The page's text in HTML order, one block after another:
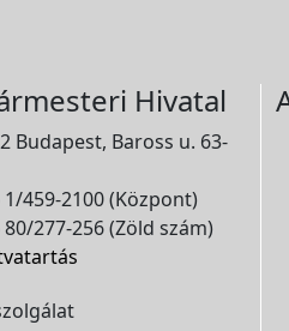
Hivatal
Budapest, Baross u. 63-
1/459-2100 (Központ)
80/277-256 (Zöld szám)